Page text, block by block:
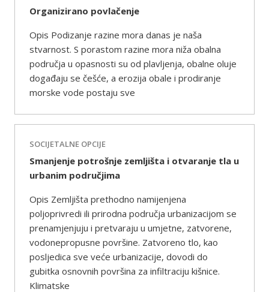
Organizirano povlačenje
Opis Podizanje razine mora danas je naša
stvarnost. S porastom razine mora niža obalna
područja u opasnosti su od plavljenja, obalne oluje
događaju se češće, a erozija obale i prodiranje
morske vode postaju sve
SOCIJETALNE OPCIJE
Smanjenje potrošnje zemljišta i otvaranje tla u
urbanim područjima
Opis Zemljišta prethodno namijenjena
poljoprivredi ili prirodna područja urbanizacijom se
prenamjenjuju i pretvaraju u umjetne, zatvorene,
vodonepropusne površine. Zatvoreno tlo, kao
posljedica sve veće urbanizacije, dovodi do
gubitka osnovnih površina za infiltraciju kišnice.
Klimatske